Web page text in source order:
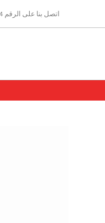
اتصل بنا على الرقم 0968041984